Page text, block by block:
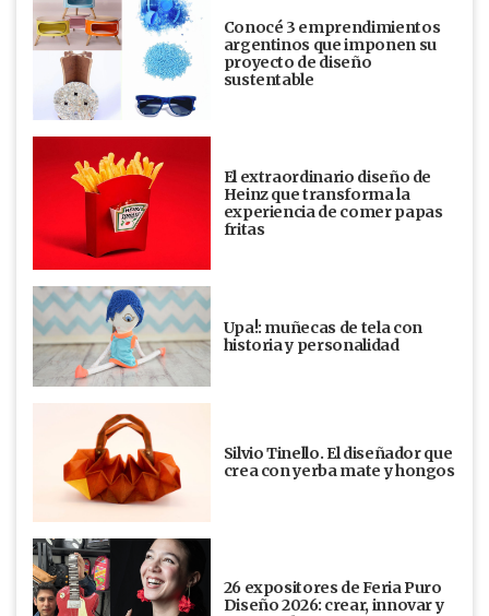
Conocé 3 emprendimientos
argentinos que imponen su
proyecto de diseño
sustentable
El extraordinario diseño de
Heinz que transforma la
experiencia de comer papas
fritas
Upa!: muñecas de tela con
historia y personalidad
Silvio Tinello. El diseñador que
crea con yerba mate y hongos
26 expositores de Feria Puro
Diseño 2026: crear, innovar y